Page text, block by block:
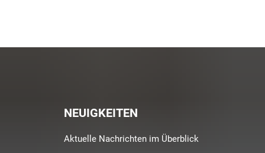
NEUIGKEITEN
Aktuelle Nachrichten im Überblick